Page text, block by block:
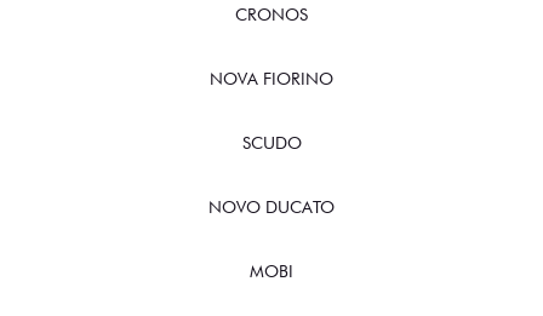
CRONOS
NOVA FIORINO
SCUDO
NOVO DUCATO
MOBI